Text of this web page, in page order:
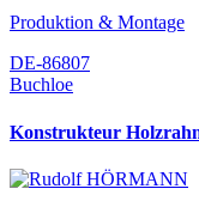
Produktion & Montage
DE-86807
Buchloe
Konstrukteur